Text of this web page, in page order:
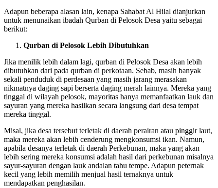
Adapun beberapa alasan lain, kenapa Sahabat Al Hilal dianjurkan
untuk menunaikan ibadah Qurban di Pelosok Desa yaitu sebagai
berikut:
Qurban di Pelosok Lebih Dibutuhkan
Jika menilik lebih dalam lagi, qurban di Pelosok Desa akan lebih
dibutuhkan dari pada qurban di perkotaan. Sebab, masih banyak
sekali penduduk di perdesaan yang masih jarang merasakan
nikmatnya daging sapi berserta daging merah lainnya. Mereka yang
tinggal di wilayah pelosok, mayoritas hanya memanfaatkan lauk dan
sayuran yang mereka hasilkan secara langsung dari desa tempat
mereka tinggal.
Misal, jika desa tersebut terletak di daerah perairan atau pinggir laut,
maka mereka akan lebih cenderung mengkonsumsi ikan. Namun,
apabila desanya terletak di daerah Perkebunan, maka yang akan
lebih sering mereka konsumsi adalah hasil dari perkebunan misalnya
sayur-sayuran dengan lauk andalan tahu tempe. Adapun peternak
kecil yang lebih memilih menjual hasil ternaknya untuk
mendapatkan penghasilan.